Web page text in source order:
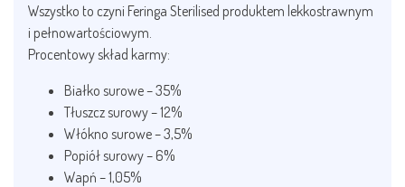
Wszystko to czyni Feringa Sterilised produktem lekkostrawnym
i pełnowartościowym.
Procentowy skład karmy:
Białko surowe – 35%
Tłuszcz surowy – 12%
Włókno surowe – 3,5%
Popiół surowy – 6%
Wapń – 1,05%